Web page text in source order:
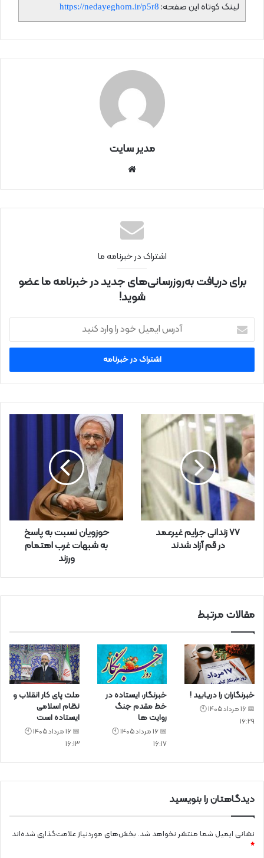
لینک کوتاه این صفحه: https://nedayeghom.ir/p5r8
مدیر سایت
نتی
اشتراک در خبرنامه ما
برای دریافت به‌روزرسانی‌های جدید در خبرنامه ما عضو
شوید!
ر
ا
ی
ل
خ
و
د
ر
ا
و
ر
۷۷ زندانی جرایم غیرعمد
در قم آزاد شدند
حوزویان نسبت به پاسخ
به شبهات غرب اهتمام
ورزند
مقالات مرتبط
خبرنگاران را دریابید !
📅 16 مرداد 1405 🕙
16:29
خبرنگار، ایستاده در
خط مقدم جنگ
روایت ها
📅 16 مرداد 1405 🕙
16:17
ملت پای کار انقلاب و
نظام اسلامی
ایستاده است
📅 16 مرداد 1405 🕙
16:13
دیدگاهتان را بنویسید
نشانی ایمیل شما منتشر نخواهد شد. بخش‌های موردنیاز علامت‌گذاری شده‌اند
*